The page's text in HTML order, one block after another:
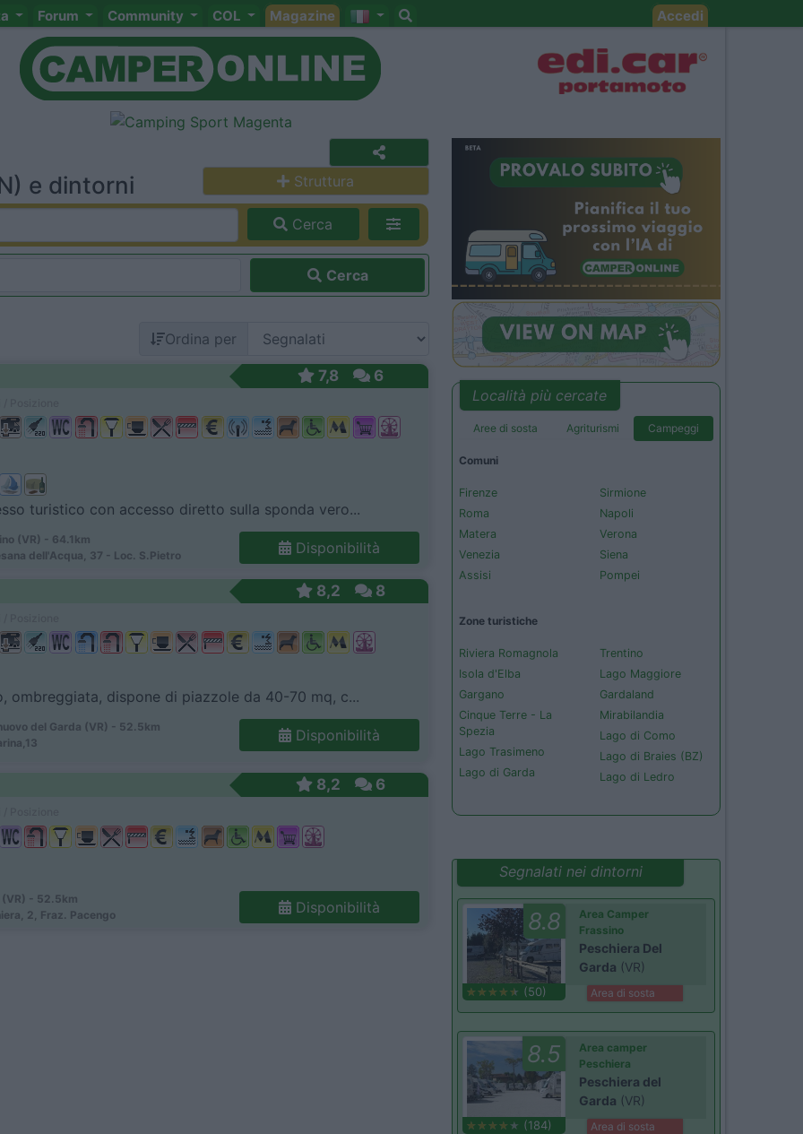
Forum Community COL Magazine Accedi
e dintorni Struttura
Cerca
Cerca
Ordina per
7,8 6
turistico con accesso diretto sulla sponda vero...
(VR) - 64.1km
dell'Acqua, 37 - Loc. S.Pietro
Disponibilità
8,2 8
ombreggiata, dispone di piazzole da 40-70 mq, c...
del Garda (VR) - 52.5km
Disponibilità
8,2 6
- 52.5km
2, Fraz. Pacengo
Disponibilità
Località più cercate
Aree di sosta Agriturismi Campeggi
Comuni
Firenze
Roma
Matera
Venezia
Assisi
Sirmione
Napoli
Verona
Siena
Pompei
Zone turistiche
Riviera Romagnola
Isola d'Elba
Gargano
Cinque Terre - La
Spezia
Lago Trasimeno
Lago di Garda
Trentino
Lago Maggiore
Gardaland
Mirabilandia
Lago di Como
Lago di Braies (BZ)
Lago di Ledro
Segnalati nei dintorni
8.8
(50)
Area Camper
Frassino
Peschiera Del
Garda (VR)
Area di sosta
8.5
(184)
Area camper
Peschiera
Peschiera del
Garda (VR)
Area di sosta